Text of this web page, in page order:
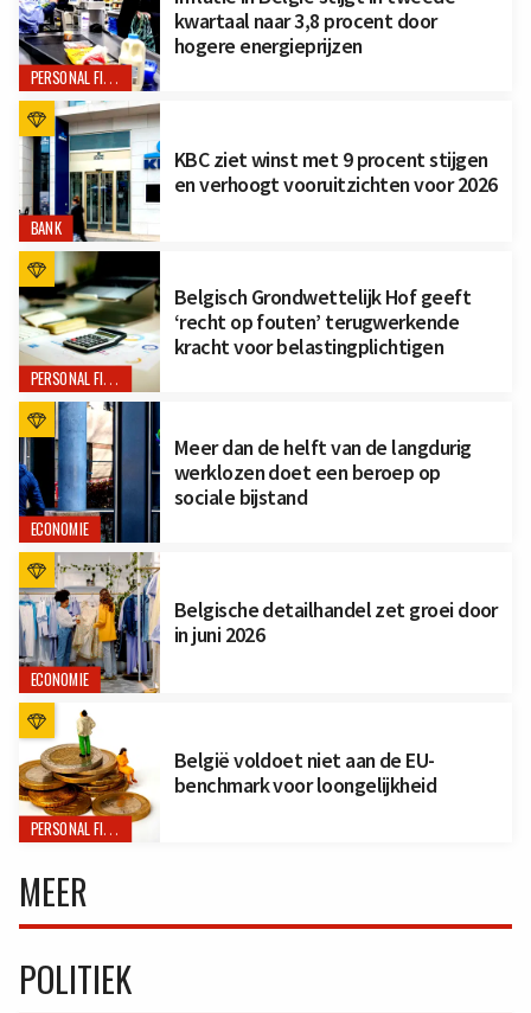
PERSONAL FINANCE
kwartaal naar 3,8 procent door
hogere energieprijzen
BANK
KBC ziet winst met 9 procent stijgen
en verhoogt vooruitzichten voor 2026
PERSONAL FINANCE
Belgisch Grondwettelijk Hof geeft
‘recht op fouten’ terugwerkende
kracht voor belastingplichtigen
ECONOMIE
Meer dan de helft van de langdurig
werklozen doet een beroep op
sociale bijstand
ECONOMIE
Belgische detailhandel zet groei door
in juni 2026
PERSONAL FINANCE
België voldoet niet aan de EU-
benchmark voor loongelijkheid
MEER
POLITIEK